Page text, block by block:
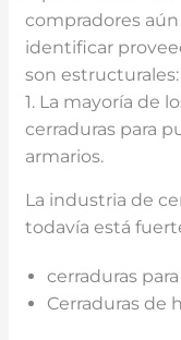
compradores
identificar
son estructurales:
1. La mayoría de
cerraduras para
armarios.
La industria de
todavía está
cerraduras
Cerraduras de